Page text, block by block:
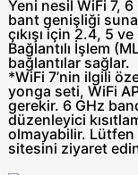
Yeni nesil WiFi 7,
bant genişliği
çıkışı için 2.4, 5
Bağlantılı İşlem
bağlantılar sağlar.
*WiFi 7’nin ilgili
yonga seti, WiFi
gerekir. 6 GHz
düzenleyici
olmayabilir.
sitesini ziyaret